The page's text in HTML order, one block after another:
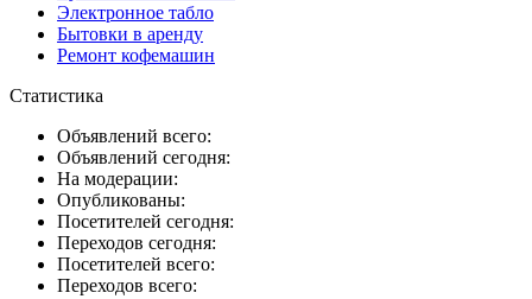
Электронное табло
Бытовки в аренду
Ремонт кофемашин
Статистика
Объявлений всего:
Объявлений сегодня:
На модерации:
Опубликованы:
Посетителей сегодня:
Переходов сегодня:
Посетителей всего:
Переходов всего: